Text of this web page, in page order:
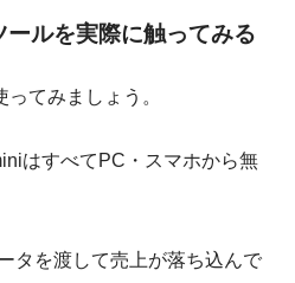
ルを実際に触ってみる
てみましょう。
はすべてPC・スマホから無
タを渡して売上が落ち込んで